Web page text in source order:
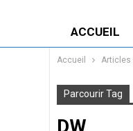
ACCUEIL
Accueil Articles
Parcourir Tag